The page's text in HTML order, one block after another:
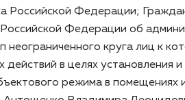
Российской Федерации;
Федерации об
круга лиц к
действий в целях
режима в